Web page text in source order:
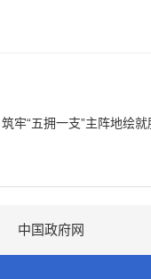
筑牢“五拥一支”主阵地绘
中国政府网